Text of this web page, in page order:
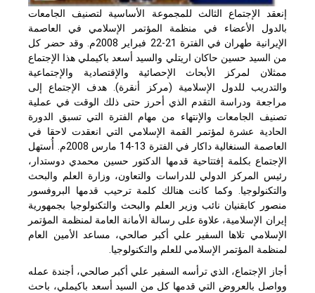
إنعقد الإجتماع الثالث للمجموعة الأساسية لتصنيف الجامعات
بالدول الأعضاء في منظمة المؤتمر الإسلامي في العاصمة
الإيرانية طهران في الفترة 21-22 فبراير 2008م. وقد حضر كل
من السيد حسين حاكان اريتلي والسيد أسعد باكيملي هذا الإجتماع
ممثلان لمركز الأبحاث الإحصائية والإقتصادية والإجتماعية
والتدريب للدول الإسلامية (مركز أنقرة). هدف الإجتماع إلى
مراجعة ودراسة التقدم الذي أحرز حتى ذلك الوقت في عملية
تصنيف الجامعات والإنتهاء من مهام الفترة التي تسبق الدورة
الحادية عشرة لمؤتمر القمة الإسلامي التي انعقدت لاحقا في
العاصمة السنغالية داكار في الفترة 13-14 مارس 2008م. أُستهل
الإجتماع بكلمة إفتتاحية قدمها الدكتور حسين محمدي دوستدار،
رئيس المركز الدولي للدراسات والتعاون، وزارة العلم والبحث
والتكنولوجيا. وكما كانت هنالك كلمة ترحيب قدمها البروفسور
منصور كابقنيان نائب وزير العلم والبحث والتكنولوجيا بجمهورية
إيران الإسلامية، علاوة على رسالة الأمانة العامة لمنظمة المؤتمر
الإسلامي تلاها السفير علي أكبر صالحي، مساعد الأمين العام
لمنظمة المؤتمر الإسلامي للعلم والتكنولوجيا.
أجاز الإجتماع، الذي ترأسه السفير علي أكبر صالحي، أجندة عمله
وواصل بالعروض التي قدمها كل من السيد أسعد باكيملي، باحث